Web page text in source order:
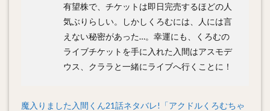
有望株で、チケットは即日完売するほどの人
気ぶりらしい。しかしくろむには、人には言
えない秘密があった…。幸運にも、くろむの
ライブチケットを手に入れた入間はアスモデ
ウス、クララと一緒にライブへ行くことに！
魔入りました入間くん21話ネタバレ!「アクドルくろむちゃ